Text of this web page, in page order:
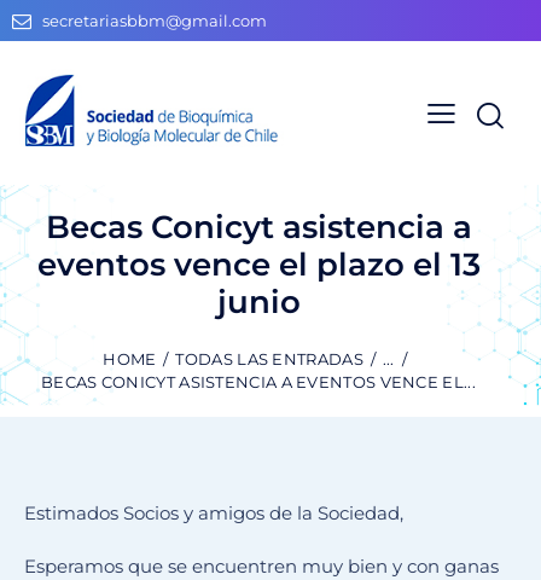
secretariasbbm@gmail.com
Becas Conicyt asistencia a
eventos vence el plazo el 13
junio
HOME TODAS LAS ENTRADAS
...
BECAS CONICYT ASISTENCIA A EVENTOS VENCE EL...
Estimados Socios y amigos de la Sociedad,
Esperamos que se encuentren muy bien y con ganas